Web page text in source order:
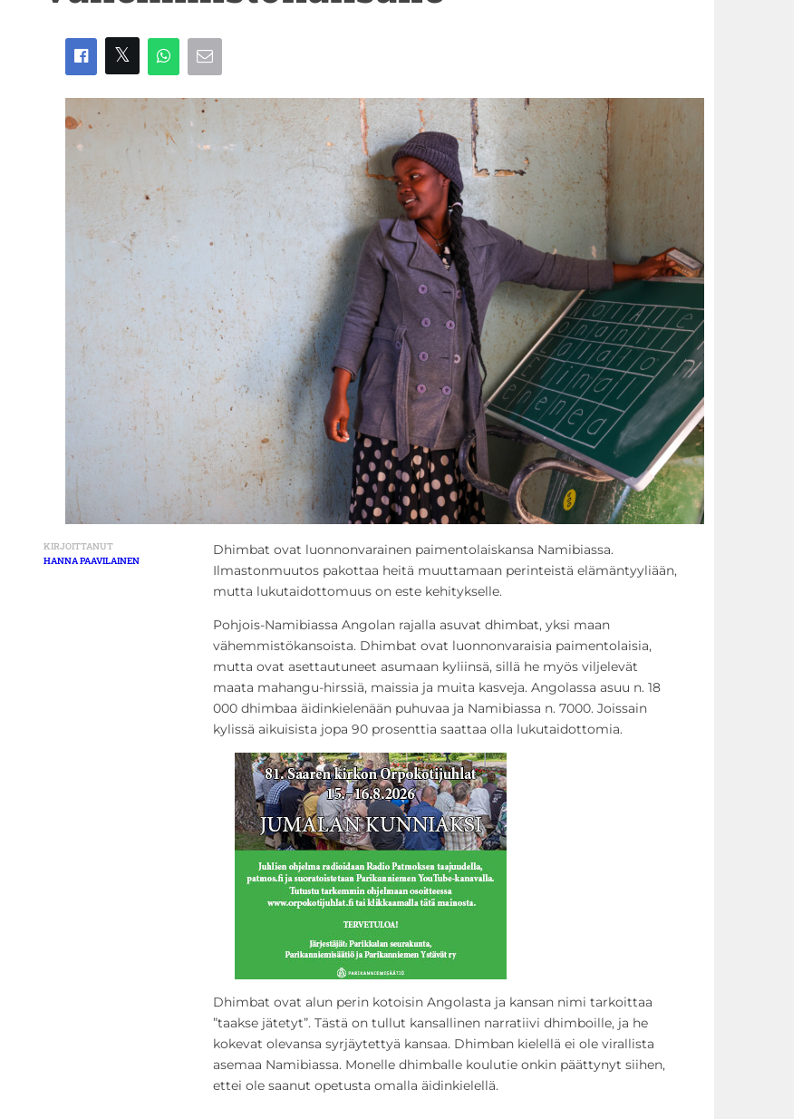
KIRJOITTANUT
HANNA PAAVILAINEN
Dhimbat ovat luonnonvarainen paimentolaiskansa Namibiassa.
Ilmastonmuutos pakottaa heitä muuttamaan perinteistä elämäntyyliään,
mutta lukutaidottomuus on este kehitykselle.
Pohjois-Namibiassa Angolan rajalla asuvat dhimbat, yksi maan
vähemmistökansoista. Dhimbat ovat luonnonvaraisia paimentolaisia,
mutta ovat asettautuneet asumaan kyliinsä, sillä he myös viljelevät
maata mahangu-hirssiä, maissia ja muita kasveja. Angolassa asuu n. 18
000 dhimbaa äidinkielenään puhuvaa ja Namibiassa n. 7000. Joissain
kylissä aikuisista jopa 90 prosenttia saattaa olla lukutaidottomia.
Dhimbat ovat alun perin kotoisin Angolasta ja kansan nimi tarkoittaa
”taakse jätetyt”. Tästä on tullut kansallinen narratiivi dhimboille, ja he
kokevat olevansa syrjäytettyä kansaa. Dhimban kielellä ei ole virallista
asemaa Namibiassa. Monelle dhimballe koulutie onkin päättynyt siihen,
ettei ole saanut opetusta omalla äidinkielellä.